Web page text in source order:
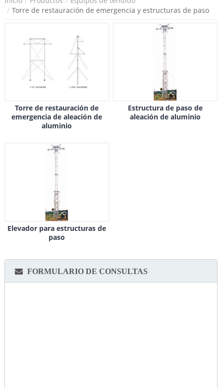
Torre de restauración de emergencia y estructuras de paso
Torre de restauración de
emergencia de aleación de
aluminio
Estructura de paso de
aleación de aluminio
Elevador para estructuras de
paso
FORMULARIO DE CONSULTAS